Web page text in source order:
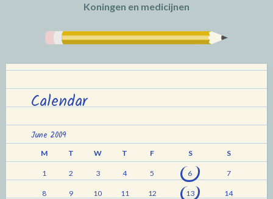
Koningen en medicijnen
Calendar
June 2009
M T W T F S S
1 2 3 4 5 6 7
8 9 10 11 12 13 14